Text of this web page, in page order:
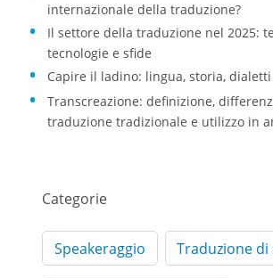
internazionale della traduzione?
Il settore della traduzione nel 2025:
tecnologie e sfide
Capire il ladino: lingua, storia,
Transcreazione: definizione,
traduzione tradizionale e utilizzo in
Categorie
Speakeraggio Traduzione di